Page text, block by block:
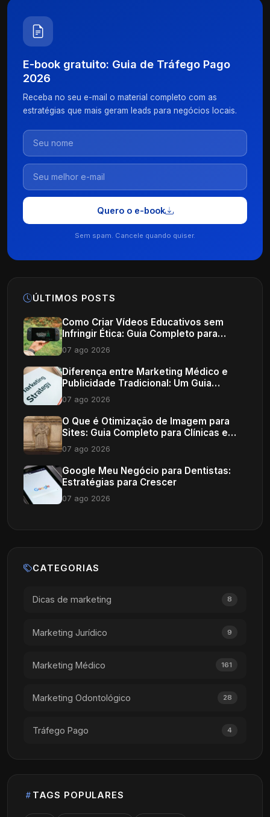
E-book gratuito: Guia de Tráfego Pago
2026
Receba no seu e-mail o material completo com as
estratégias que mais geram leads para negócios locais.
Quero o e-book
Sem spam. Cancele quando quiser.
ÚLTIMOS POSTS
Como Criar Vídeos Educativos sem
Infringir Ética: Guia Completo para
Profissionais de Saúde
07 ago 2026
Diferença entre Marketing Médico e
Publicidade Tradicional: Um Guia
Completo
07 ago 2026
O Que é Otimização de Imagem para
Sites: Guia Completo para Clínicas e
Consultórios
07 ago 2026
Google Meu Negócio para Dentistas:
Estratégias para Crescer
07 ago 2026
CATEGORIAS
Dicas de marketing 8
Marketing Jurídico 9
Marketing Médico 161
Marketing Odontológico 28
Tráfego Pago 4
TAGS POPULARES